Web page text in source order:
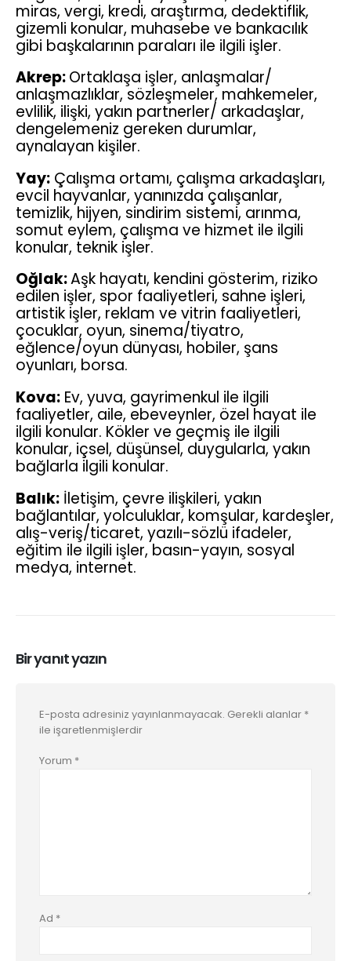
miras, vergi, kredi, araştırma, dedektiflik,
gizemli konular, muhasebe ve bankacılık
gibi başkalarının paraları ile ilgili işler.
Akrep:Ortaklaşa işler, anlaşmalar/
anlaşmazlıklar, sözleşmeler, mahkemeler,
evlilik, ilişki, yakın partnerler/ arkadaşlar,
dengelemeniz gereken durumlar,
aynalayan kişiler.
Yay: Çalışma ortamı, çalışma arkadaşları,
evcil hayvanlar, yanınızda çalışanlar,
temizlik, hijyen, sindirim sistemi, arınma,
somut eylem, çalışma ve hizmet ile ilgili
konular, teknik işler.
Oğlak:Aşk hayatı, kendini gösterim, riziko
edilen işler, spor faaliyetleri, sahne işleri,
artistik işler, reklam ve vitrin faaliyetleri,
çocuklar, oyun, sinema/tiyatro,
eğlence/oyun dünyası, hobiler, şans
oyunları, borsa.
Kova: Ev, yuva, gayrimenkul ile ilgili
faaliyetler, aile, ebeveynler, özel hayat ile
ilgili konular. Kökler ve geçmiş ile ilgili
konular, içsel, düşünsel, duygularla, yakın
bağlarla ilgili konular.
Balık: İletişim, çevre ilişkileri, yakın
bağlantılar, yolculuklar, komşular, kardeşler,
alış-veriş/ticaret, yazılı-sözlü ifadeler,
eğitim ile ilgili işler, basın-yayın, sosyal
medya, internet.
Bir yanıt yazın
E-posta adresiniz yayınlanmayacak. Gerekli alanlar *
ile işaretlenmişlerdir
Yorum *
Ad *